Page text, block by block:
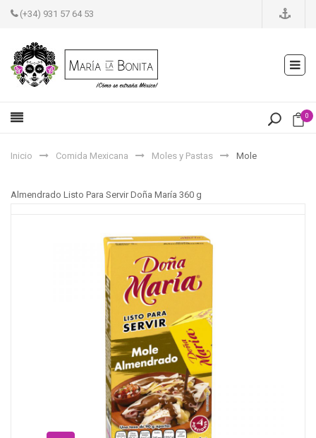
(+34) 931 57 64 53
0
Inicio Comida Mexicana Moles y Pastas Mole
Almendrado Listo Para Servir Doña María 360 g